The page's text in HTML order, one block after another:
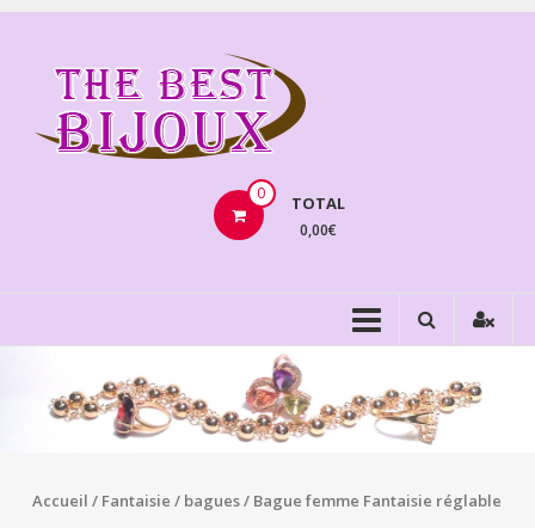
Aller
contenu
0 TOTAL
0,00€
Accueil / Fantaisie / bagues/ Bague femme Fantaisie réglable